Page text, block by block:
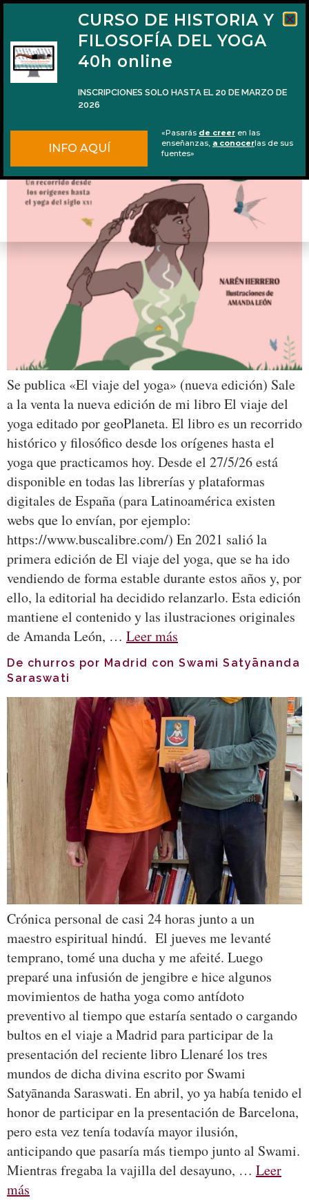
Se publica «El viaje del yoga» (nueva
edición)
Se publica «El viaje del yoga» (nueva edición) Sale
a la venta la nueva edición de mi libro El viaje del
yoga editado por geoPlaneta. El libro es un recorrido
histórico y filosófico desde los orígenes hasta el
yoga que practicamos hoy. Desde el 27/5/26 está
disponible en todas las librerías y plataformas
digitales de España (para Latinoamérica existen
webs que lo envían, por ejemplo:
https://www.buscalibre.com/) En 2021 salió la
primera edición de El viaje del yoga, que se ha ido
vendiendo de forma estable durante estos años y, por
ello, la editorial ha decidido relanzarlo. Esta edición
mantiene el contenido y las ilustraciones originales
de Amanda León, … Leer más
De churros por Madrid con Swami Satyānanda
Saraswati
Crónica personal de casi 24 horas junto a un
maestro espiritual hindú. El jueves me levanté
temprano, tomé una ducha y me afeité. Luego
preparé una infusión de jengibre e hice algunos
movimientos de hatha yoga como antídoto
preventivo al tiempo que estaría sentado o cargando
bultos en el viaje a Madrid para participar de la
presentación del reciente libro Llenaré los tres
mundos de dicha divina escrito por Swami
Satyānanda Saraswati. En abril, yo ya había tenido el
honor de participar en la presentación de Barcelona,
pero esta vez tenía todavía mayor ilusión,
anticipando que pasaría más tiempo junto al Swami.
Mientras fregaba la vajilla del desayuno, … Leer
más
CURSO DE HISTORIA Y
FILOSOFÍA DEL YOGA
40h online
INSCRIPCIONES SOLO HASTA EL 20 DE MARZO DE
2026
INFO AQUÍ
«Pasarás de creer en las
enseñanzas, a conocerlas de sus
fuentes»